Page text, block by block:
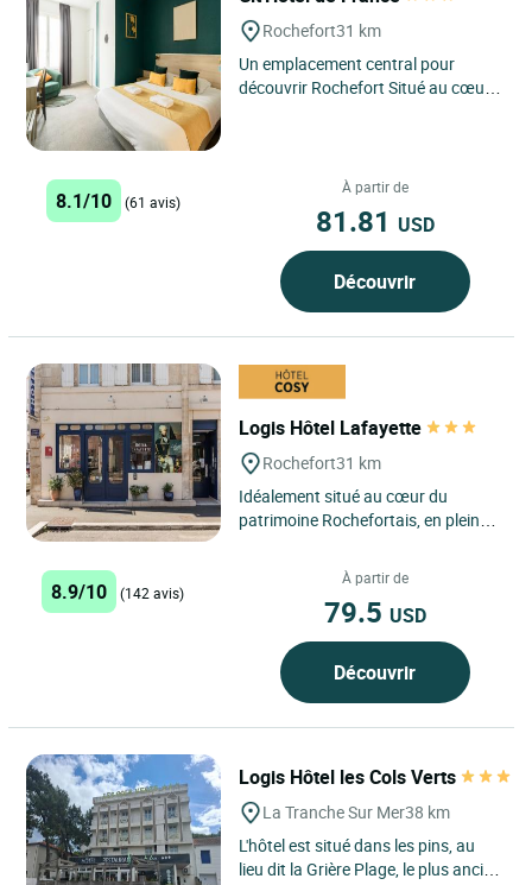
Rochefort31 km
Un emplacement central pour
découvrir Rochefort Situé au cœur
8.1/10 (61 avis)
À partir de
81.81 USD
Découvrir
Logis Hôtel Lafayette
Rochefort31 km
Idéalement situé au cœur du
patrimoine Rochefortais, en plein
Congrès, à deux pas des...
8.9/10 (142 avis)
À partir de
79.5 USD
Découvrir
Logis Hôtel les Cols Verts
La Tranche Sur Mer38 km
L'hôtel est situé dans les pins, au
lieu dit la Grière Plage, le plus ancien